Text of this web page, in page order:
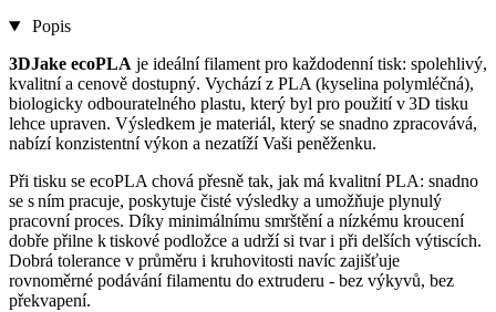
Popis
3DJake ecoPLA je ideální filament pro každodenní tisk: spolehlivý,
kvalitní a cenově dostupný. Vychází z PLA (kyselina polymléčná),
biologicky odbouratelného plastu, který byl pro použití v 3D tisku
lehce upraven. Výsledkem je materiál, který se snadno zpracovává,
nabízí konzistentní výkon a nezatíží Vaši peněženku.
Při tisku se ecoPLA chová přesně tak, jak má kvalitní PLA: snadno
se s ním pracuje, poskytuje čisté výsledky a umožňuje plynulý
pracovní proces. Díky minimálnímu smrštění a nízkému kroucení
dobře přilne k tiskové podložce a udrží si tvar i při delších výtiscích.
Dobrá tolerance v průměru i kruhovitosti navíc zajišťuje
rovnoměrné podávání filamentu do extruderu - bez výkyvů, bez
překvapení.